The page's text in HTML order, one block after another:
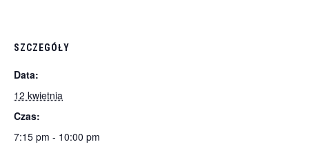
SZCZEGÓŁY
Data:
12 kwietnia
Czas:
7:15 pm - 10:00 pm